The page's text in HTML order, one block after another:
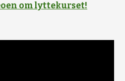
om lyttekurset!